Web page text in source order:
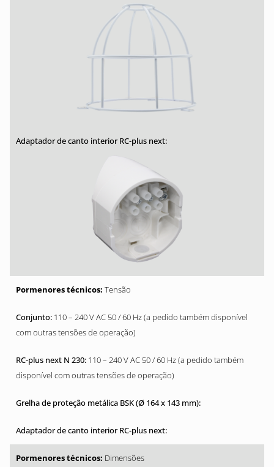
Tensão
110 – 240 V AC 50 / 60 Hz (a pedido também disponível
com outras tensões de operação)
110 – 240 V AC 50 / 60 Hz (a pedido também
disponível com outras tensões de operação)
Dimensões